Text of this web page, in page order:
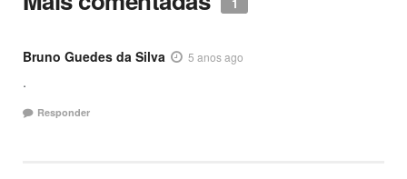
Bruno Guedes da Silva 5 anos ago
.
Responder